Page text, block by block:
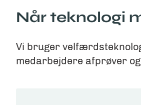
Når teknologi
Vi bruger
medarbejdere afprøver